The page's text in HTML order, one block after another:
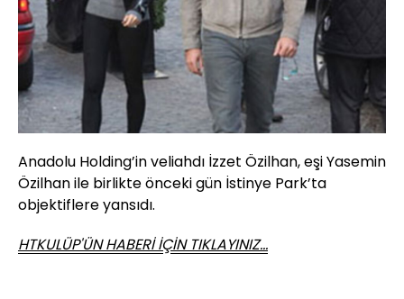
Anadolu Holding’in veliahdı İzzet Özilhan, eşi Yasemin
Özilhan ile birlikte önceki gün İstinye Park’ta
objektiflere yansıdı.
HTKULÜP'ÜN HABERİ İÇİN TIKLAYINIZ...